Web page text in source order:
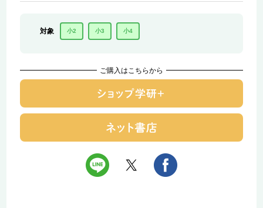
対象 小2 小3 小4
ご購入はこちらから